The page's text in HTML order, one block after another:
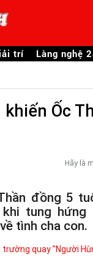
trí Làng nghệ
Ốc
Hãy là
đồng 5
tung hứng
tình cha con.
quay "Người